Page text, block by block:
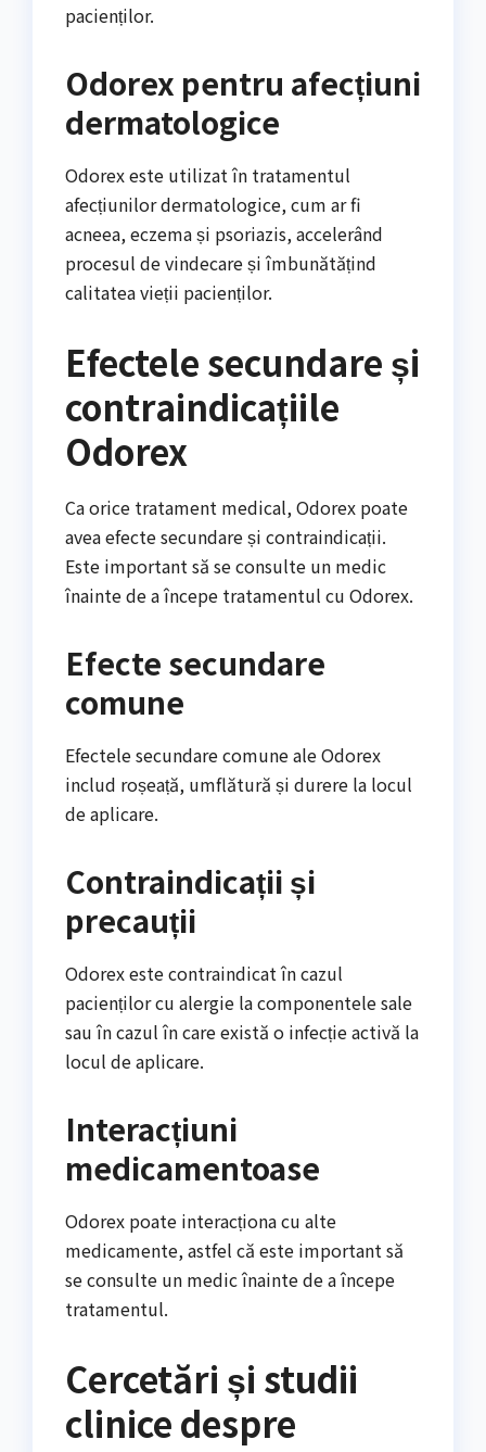
pacienților.
Odorex pentru afecțiuni
dermatologice
Odorex este utilizat în tratamentul
afecțiunilor dermatologice, cum ar fi
acneea, eczema și psoriazis, accelerând
procesul de vindecare și îmbunătățind
calitatea vieții pacienților.
Efectele secundare și
contraindicațiile
Odorex
Ca orice tratament medical, Odorex poate
avea efecte secundare și contraindicații.
Este important să se consulte un medic
înainte de a începe tratamentul cu Odorex.
Efecte secundare
comune
Efectele secundare comune ale Odorex
includ roșeață, umflătură și durere la locul
de aplicare.
Contraindicații și
precauții
Odorex este contraindicat în cazul
pacienților cu alergie la componentele sale
sau în cazul în care există o infecție activă la
locul de aplicare.
Interacțiuni
medicamentoase
Odorex poate interacționa cu alte
medicamente, astfel că este important să
se consulte un medic înainte de a începe
tratamentul.
Cercetări și studii
clinice despre